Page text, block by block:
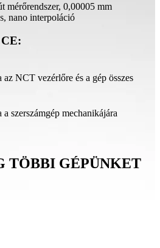
mérőrendszer, 0,00005 mm
nano interpoláció
az NCT vezérlőre és a gép összes
a szerszámgép mechanikájára
TÖBBI GÉPÜNKET